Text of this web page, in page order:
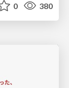
0 380